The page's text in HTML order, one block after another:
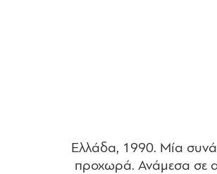
Ελλάδα, 1990. Μία
προχωρά. Ανάμεσα σε